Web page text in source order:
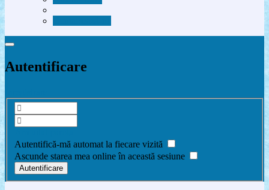
Autentificare
Autentifică-mă automat la fiecare vizită
Ascunde starea mea online în această sesiune